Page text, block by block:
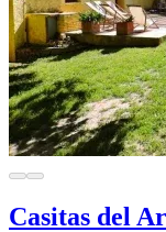
Casitas del